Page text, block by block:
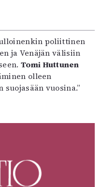
poliittinen
ja Venäjän välisiin
Tomi Huttunen
olleen
vuosina.”